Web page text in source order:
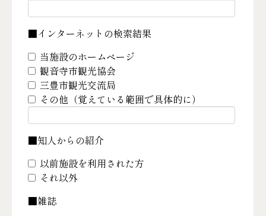
■インターネットの検索結果
当施設のホームページ
観音寺市観光協会
三豊市観光交流局
その他（覚えている範囲で具体的に）
■知人からの紹介
以前施設を利用された方
それ以外
■雑誌